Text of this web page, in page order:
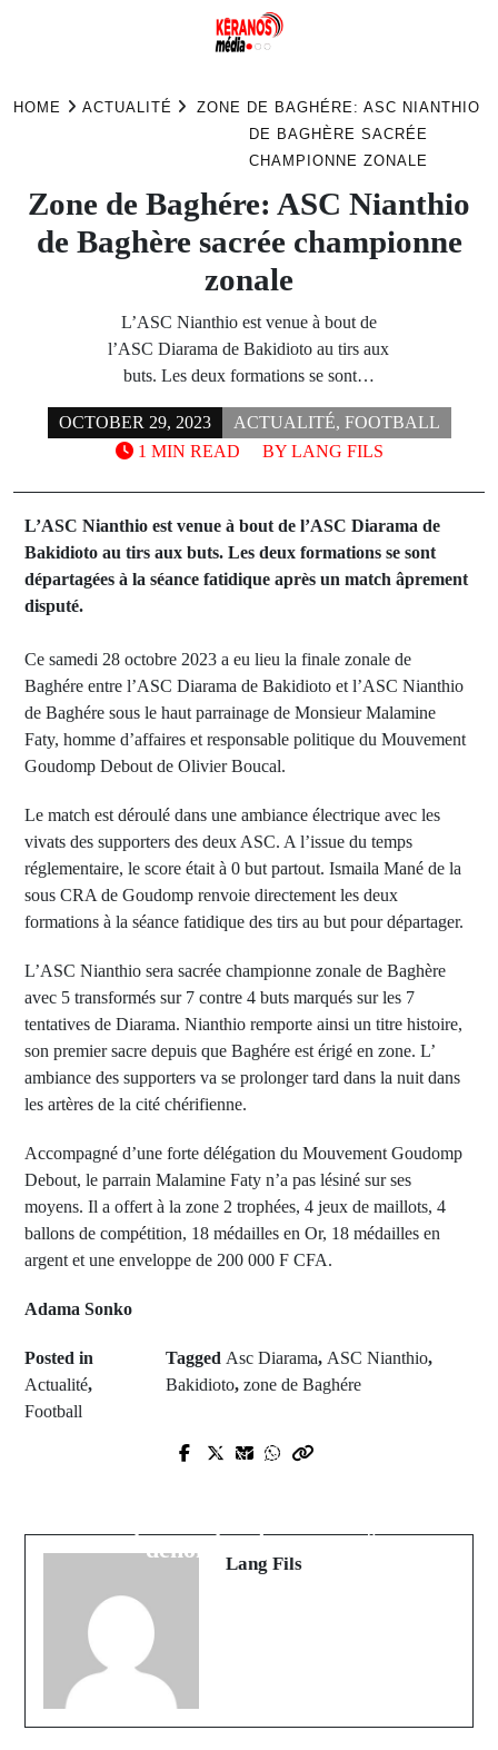
HOME ACTUALITÉ
ZONE DE BAGHÉRE: ASC NIANTHIO
DE BAGHÈRE SACRÉE
CHAMPIONNE ZONALE
Zone de Baghére: ASC Nianthio
de Baghère sacrée championne
zonale
L’ASC Nianthio est venue à bout de
l’ASC Diarama de Bakidioto au tirs aux
buts. Les deux formations se sont…
OCTOBER 29, 2023 ACTUALITÉ, FOOTBALL
BY LANG FILS
1 MIN READ
L’ASC Nianthio est venue à bout de l’ASC Diarama de
Bakidioto au tirs aux buts. Les deux formations se sont
départagées à la séance fatidique après un match âprement
disputé.
Ce samedi 28 octobre 2023 a eu lieu la finale zonale de
Baghére entre l’ASC Diarama de Bakidioto et l’ASC Nianthio
de Baghére sous le haut parrainage de Monsieur Malamine
Faty, homme d’affaires et responsable politique du Mouvement
Goudomp Debout de Olivier Boucal.
Le match est déroulé dans une ambiance électrique avec les
vivats des supporters des deux ASC. A l’issue du temps
réglementaire, le score était à 0 but partout. Ismaila Mané de la
sous CRA de Goudomp renvoie directement les deux
formations à la séance fatidique des tirs au but pour départager.
L’ASC Nianthio sera sacrée championne zonale de Baghère
avec 5 transformés sur 7 contre 4 buts marqués sur les 7
tentatives de Diarama. Nianthio remporte ainsi un titre histoire,
son premier sacre depuis que Baghére est érigé en zone. L’
ambiance des supporters va se prolonger tard dans la nuit dans
les artères de la cité chérifienne.
Accompagné d’une forte délégation du Mouvement Goudomp
Debout, le parrain Malamine Faty n’a pas lésiné sur ses
moyens. Il a offert à la zone 2 trophées, 4 jeux de maillots, 4
ballons de compétition, 18 médailles en Or, 18 médailles en
argent et une enveloppe de 200 000 F CFA.
Adama Sonko
Posted in
Actualité,
Football
Tagged Asc Diarama, ASC Nianthio,
Bakidioto, zone de Baghére
Prev Post
plus en plus désespérée"
Next Post
dénonce du racisme
Lang Fils